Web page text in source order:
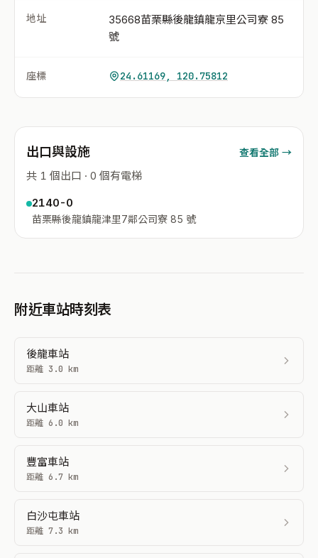
地址
35668苗栗縣後龍鎮龍京里公司寮 85
號
座標 24.61169, 120.75812
出口與設施 查看全部 →
共 1 個出口 · 0 個有電梯
2140-0
苗栗縣後龍鎮龍津里7鄰公司寮 85 號
附近車站時刻表
後龍車站
距離 3.0 km
大山車站
距離 6.0 km
豐富車站
距離 6.7 km
白沙屯車站
距離 7.3 km